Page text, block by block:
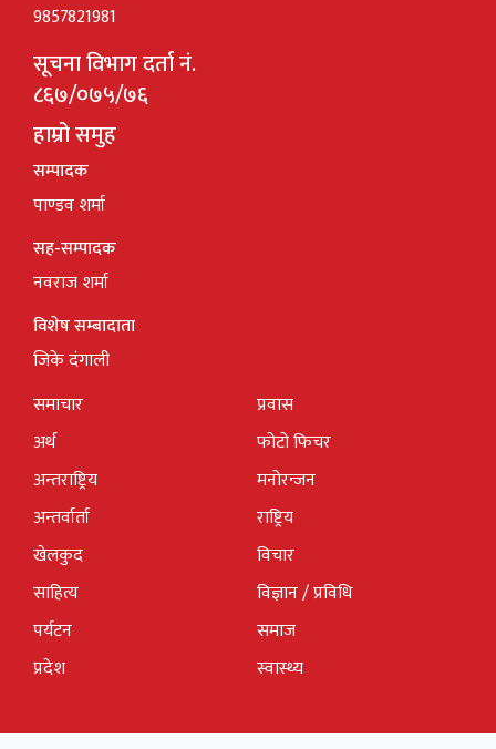
9857821981
सूचना विभाग दर्ता नं.
८६७/०७५/७६
हाम्रो समुह
सम्पादक
पाण्डव शर्मा
सह-सम्पादक
नवराज शर्मा
विशेष सम्बादाता
जिके दंगाली
समाचार
अर्थ
अन्तराष्ट्रिय
अन्तर्वार्ता
खेलकुद
साहित्य
पर्यटन
प्रदेश
प्रवास
फोटो फिचर
मनोरन्जन
राष्ट्रिय
विचार
विज्ञान / प्रविधि
समाज
स्वास्थ्य